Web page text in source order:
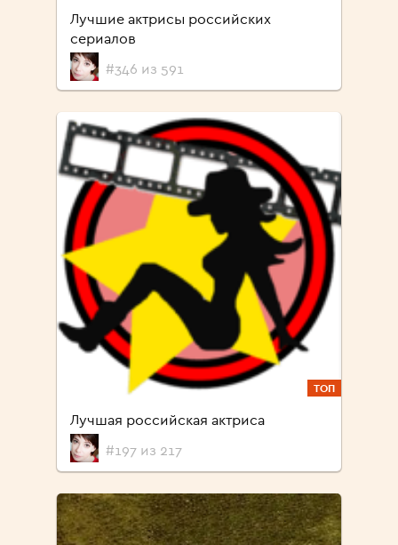
Лучшие актрисы российских
сериалов
#346 из 591
ТОП
Лучшая российская актриса
#197 из 217